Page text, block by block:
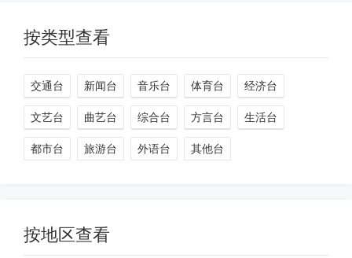
按类型查看
交通台 新闻台 音乐台 体育台 经济台
文艺台 曲艺台 综合台 方言台 生活台
都市台 旅游台 外语台 其他台
按地区查看